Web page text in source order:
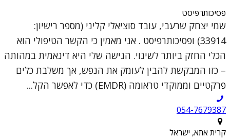
פסיכותרפיסט
שמי יצחק שרעבי, עובד סוציאלי קליני (מספר רישיון:
33914) ופסיכותרפיסט . אני מאמין כי הקשר הטיפולי הוא
הכלי החזק ביותר לשינוי. הגישה שלי היא דינאמית במהותה
– כזו המבקשת להבין לעומק את הנפש, אך משלבת כלים
פרקטיים וממוקדי טראומה (EMDR) כדי לאפשר הקל...
054-7679387
קרית אתא, ישראל